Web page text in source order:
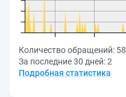
Количество обращений: 58
За последние 30 дней:2
Подробная статистика